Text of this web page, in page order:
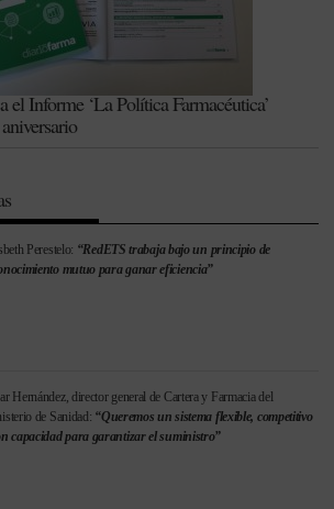
Informe ‘La Política Farmacéutica’
Perestelo: “RedETS trabaja bajo un principio de
mutuo para ganar eficiencia”
Hernández, director general de Cartera y Farmacia del
de Sanidad: “Queremos un sistema flexible, competitivo
capacidad para garantizar el suministro”